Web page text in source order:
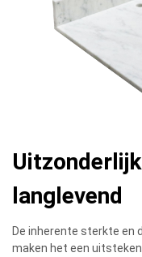
langlevend
De inherente sterkte en
maken het een